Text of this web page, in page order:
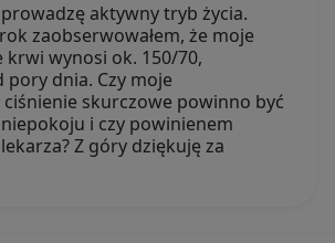
aktywny tryb życia.
zaobserwowałem, że moje
krwi wynosi ok. 150/70,
pory dnia. Czy moje
skurczowe powinno być
i czy powinienem
Z góry dziękuję za